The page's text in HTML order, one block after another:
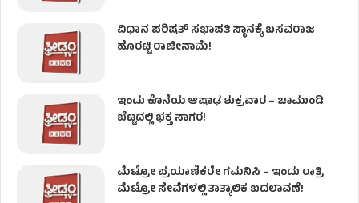
ವಿಧಾನ ಪರಿಷತ್ ಸಭಾಪತಿ ಸ್ಥಾನಕ್ಕೆ ಬಸವರಾಜ
ಹೊರಟ್ಟಿ ರಾಜೀನಾಮೆ!
ಇಂದು ಕೊನೆಯ ಆಷಾಢ ಶುಕ್ರವಾರ – ಚಾಮುಂಡಿ
ಬೆಟ್ಟದಲ್ಲಿ ಭಕ್ತ ಸಾಗರ!
ಮೆಟ್ರೋ ಪ್ರಯಾಣಿಕರೇ ಗಮನಿಸಿ – ಇಂದು ರಾತ್ರಿ
ಮೆಟ್ರೋ ಸೇವೆಗಳಲ್ಲಿ ತಾತ್ಕಾಲಿಕ ಬದಲಾವಣೆ!